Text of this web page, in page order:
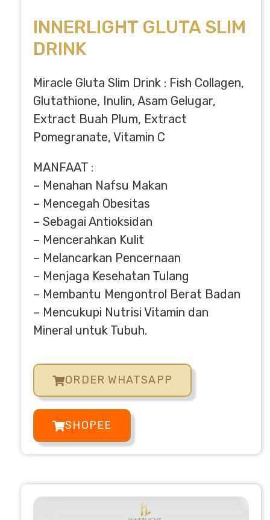
INNERLIGHT GLUTA SLIM
DRINK
Miracle Gluta Slim Drink : Fish Collagen,
Glutathione, Inulin, Asam Gelugar,
Extract Buah Plum, Extract
Pomegranate, Vitamin C
MANFAAT :
– Menahan Nafsu Makan
– Mencegah Obesitas
– Sebagai Antioksidan
– Mencerahkan Kulit
– Melancarkan Pencernaan
– Menjaga Kesehatan Tulang
– Membantu Mengontrol Berat Badan
– Mencukupi Nutrisi Vitamin dan
Mineral untuk Tubuh.
ORDER WHATSAPP
SHOPEE